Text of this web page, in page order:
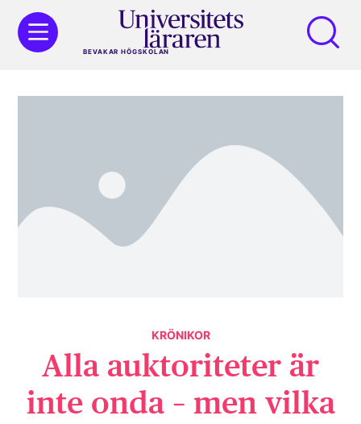
BEVAKAR HÖGSKOLAN
KRÖNIKOR
Alla auktoriteter är
inte onda – men vilka